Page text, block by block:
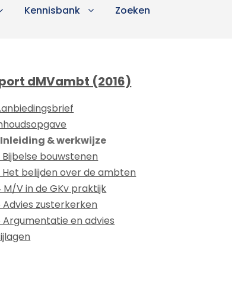
Kennisbank Zoeken
dMVambt (2016)
Inleiding & werkwijze
Bijbelse bouwstenen
Het belijden over de ambten
M/V in de GKv praktijk
Advies zusterkerken
Argumentatie en advies